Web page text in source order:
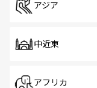
アジア
中近東
アフリカ